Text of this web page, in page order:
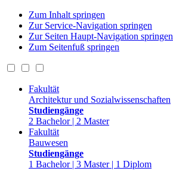
Zum Inhalt springen
Zur Service-Navigation springen
Zur Seiten Haupt-Navigation springen
Zum Seitenfuß springen
Fakultät
Architektur und Sozialwissenschaften
Studiengänge
2 Bachelor | 2 Master
Fakultät
Bauwesen
Studiengänge
1 Bachelor | 3 Master | 1 Diplom